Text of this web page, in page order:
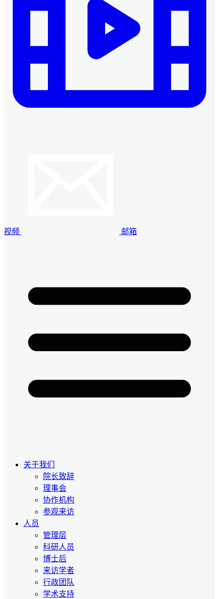
视频 邮箱
关于我们
院长致辞
理事会
协作机构
参观来访
人员
管理层
科研人员
博士后
来访学者
行政团队
学术支持